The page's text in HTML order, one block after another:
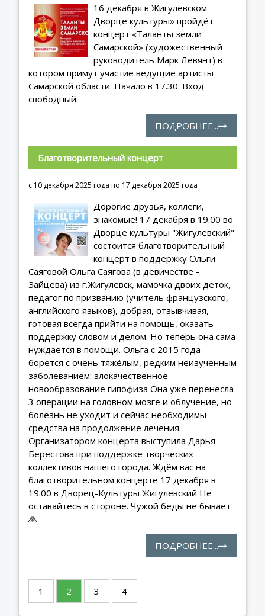
16 декабря в Жигулевском
Дворце культуры» пройдёт
концерт «Таланты земли
Самарской» (художественный
руководитель Марк Левянт) в
котором примут участие ведущие артисты
Самарской области. Начало в 17.30. Вход
свободный.
ПОДРОБНЕЕ...
Благотворительный концерт
с 10 декабря 2025 года по 17 декабря 2025 года
Дорогие друзья, коллеги,
знакомые! 17 декабря в 19.00 во
Дворце культуры "Жигулевский"
состоится благотворительный
концерт в поддержку Ольги
Саяговой Ольга Саягова (в девичестве -
Зайцева) из г.Жигулевск, мамочка двоих деток,
педагог по призванию (учитель французского,
английского языков), добрая, отзывчивая,
готовая всегда прийти на помощь, оказать
поддержку словом и делом. Но теперь она сама
нуждается в помощи. Ольга с 2015 года
борется с очень тяжёлым, редким неизученным
заболеванием: злокачественное
новообразование гипофиза Она уже перенесла
3 операции на головном мозге и облучение, но
болезнь не уходит и сейчас необходимы
средства на продолжение лечения.
Организатором концерта выступила Дарья
Берестова при поддержке творческих
коллективов нашего города. Ждём вас на
благотворительном концерте 17 декабря в
19.00 в Дворец-Культуры Жигулевский Не
оставайтесь в стороне. Чужой беды не бывает
🙏
ПОДРОБНЕЕ...
1 2 3 4